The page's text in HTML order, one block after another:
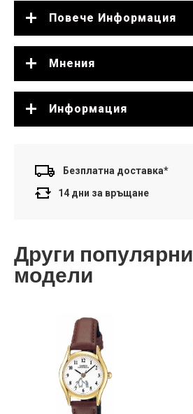
Повече Информация
Мнения
Информация
Безплатна доставка*
14 дни за връщане
Други популярни
модели